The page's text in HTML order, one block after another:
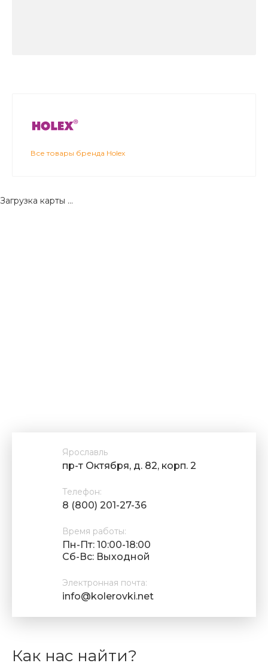
Все товары бренда Holex
Загрузка карты ...
Ярославль
пр-т Октября, д. 82, корп. 2
Телефон:
8 (800) 201-27-36
Время работы:
Пн-Пт: 10:00-18:00
Cб-Вс: Выходной
Электронная почта:
info@kolerovki.net
Как нас найти?